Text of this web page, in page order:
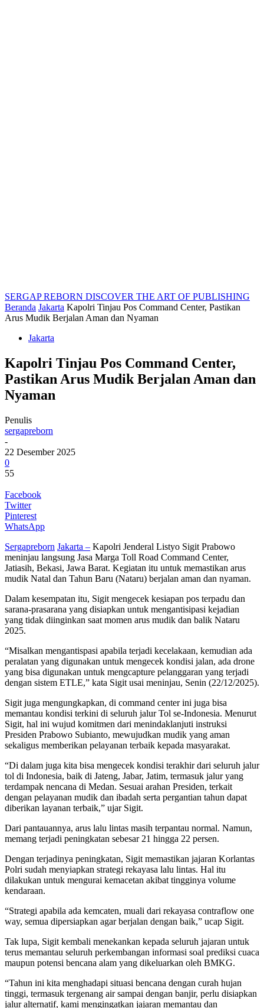
SERGAP REBORN DISCOVER THE ART OF PUBLISHING
Beranda Jakarta Kapolri Tinjau Pos Command Center, Pastikan
Arus Mudik Berjalan Aman dan Nyaman
Jakarta
Kapolri Tinjau Pos Command Center,
Pastikan Arus Mudik Berjalan Aman dan
Nyaman
Penulis
sergapreborn
-
22 Desember 2025
0
55
Facebook
Twitter
Pinterest
WhatsApp
Sergapreborn Jakarta – Kapolri Jenderal Listyo Sigit Prabowo
meninjau langsung Jasa Marga Toll Road Command Center,
Jatiasih, Bekasi, Jawa Barat. Kegiatan itu untuk memastikan arus
mudik Natal dan Tahun Baru (Nataru) berjalan aman dan nyaman.
Dalam kesempatan itu, Sigit mengecek kesiapan pos terpadu dan
sarana-prasarana yang disiapkan untuk mengantisipasi kejadian
yang tidak diinginkan saat momen arus mudik dan balik Nataru
2025.
“Misalkan mengantispasi apabila terjadi kecelakaan, kemudian ada
peralatan yang digunakan untuk mengecek kondisi jalan, ada drone
yang bisa digunakan untuk mengcapture pelanggaran yang terjadi
dengan sistem ETLE,” kata Sigit usai meninjau, Senin (22/12/2025).
Sigit juga mengungkapkan, di command center ini juga bisa
memantau kondisi terkini di seluruh jalur Tol se-Indonesia. Menurut
Sigit, hal ini wujud komitmen dari menindaklanjuti instruksi
Presiden Prabowo Subianto, mewujudkan mudik yang aman
sekaligus memberikan pelayanan terbaik kepada masyarakat.
“Di dalam juga kita bisa mengecek kondisi terakhir dari seluruh jalur
tol di Indonesia, baik di Jateng, Jabar, Jatim, termasuk jalur yang
terdampak nencana di Medan. Sesuai arahan Presiden, terkait
dengan pelayanan mudik dan ibadah serta pergantian tahun dapat
diberikan layanan terbaik,” ujar Sigit.
Dari pantauannya, arus lalu lintas masih terpantau normal. Namun,
memang terjadi peningkatan sebesar 21 hingga 22 persen.
Dengan terjadinya peningkatan, Sigit memastikan jajaran Korlantas
Polri sudah menyiapkan strategi rekayasa lalu lintas. Hal itu
dilakukan untuk mengurai kemacetan akibat tingginya volume
kendaraan.
“Strategi apabila ada kemcaten, muali dari rekayasa contraflow one
way, semua dipersiapkan agar berjalan dengan baik,” ucap Sigit.
Tak lupa, Sigit kembali menekankan kepada seluruh jajaran untuk
terus memantau seluruh perkembangan informasi soal prediksi cuaca
maupun potensi bencana alam yang dikeluarkan oleh BMKG.
“Tahun ini kita menghadapi situasi bencana dengan curah hujan
tinggi, termasuk tergenang air sampai dengan banjir, perlu disiapkan
jalur alternatif, kami mengingatkan jajaran memantau dan